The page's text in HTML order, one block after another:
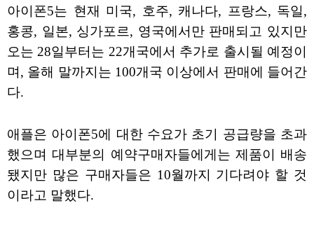
아이폰5는 현재 미국, 호주, 캐나다, 프랑스, 독일,
홍콩, 일본, 싱가포르, 영국에서만 판매되고 있지만
오는 28일부터는 22개국에서 추가로 출시될 예정이
며, 올해 말까지는 100개국 이상에서 판매에 들어간
다.
애플은 아이폰5에 대한 수요가 초기 공급량을 초과
했으며 대부분의 예약구매자들에게는 제품이 배송
됐지만 많은 구매자들은 10월까지 기다려야 할 것
이라고 말했다.